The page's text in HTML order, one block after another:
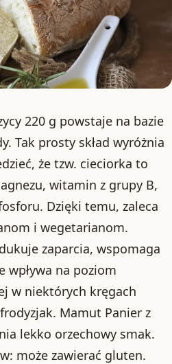
220 g powstaje na bazie
Tak prosty skład wyróżnia
że tzw. cieciorka to
witamin z grupy B,
Dzięki temu, zaleca
i wegetarianom.
zaparcia, wspomaga
wpływa na poziom
w niektórych kręgach
Mamut Panier z
lekko orzechowy smak.
może zawierać gluten.